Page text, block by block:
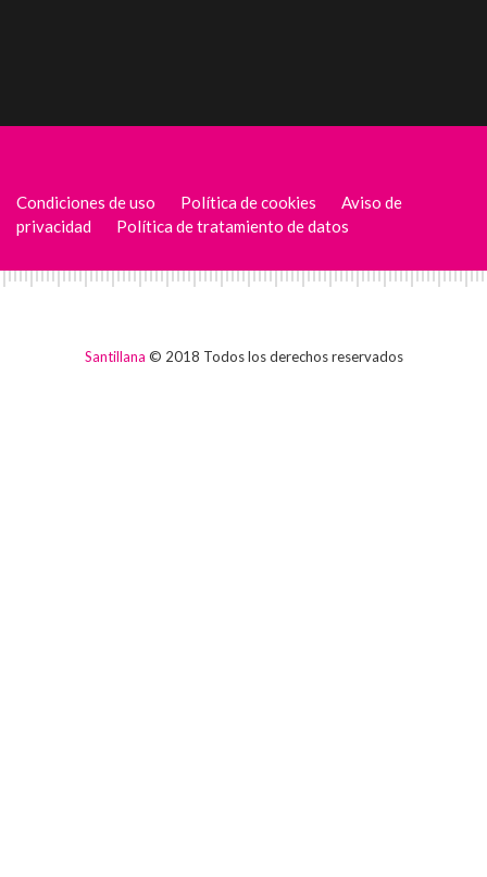
Condiciones de uso Política de cookies
Aviso de
privacidad
Política de tratamiento de datos
Santillana © 2018 Todos los derechos reservados